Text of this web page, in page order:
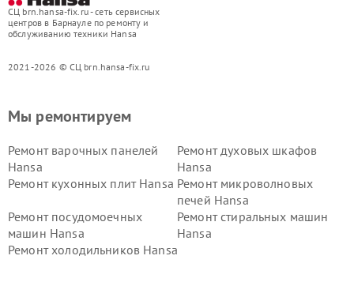
СЦ brn.hansa-fix.ru - сеть сервисных
центров в Барнауле по ремонту и
обслуживанию техники Hansa
2021-2026 © СЦ brn.hansa-fix.ru
Мы ремонтируем
Ремонт варочных панелей
Hansa
Ремонт духовых шкафов
Hansa
Ремонт кухонных плит Hansa Ремонт микроволновых
печей Hansa
Ремонт посудомоечных
машин Hansa
Ремонт стиральных машин
Hansa
Ремонт холодильников Hansa